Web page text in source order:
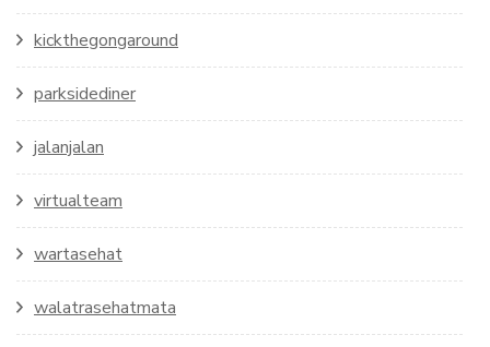
kickthegongaround
parksidediner
jalanjalan
virtualteam
wartasehat
walatrasehatmata